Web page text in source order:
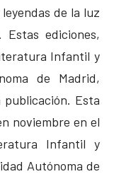
de la luz
ediciones,
Infantil y
de Madrid,
Esta
noviembre en el
Infantil y
Autónoma de